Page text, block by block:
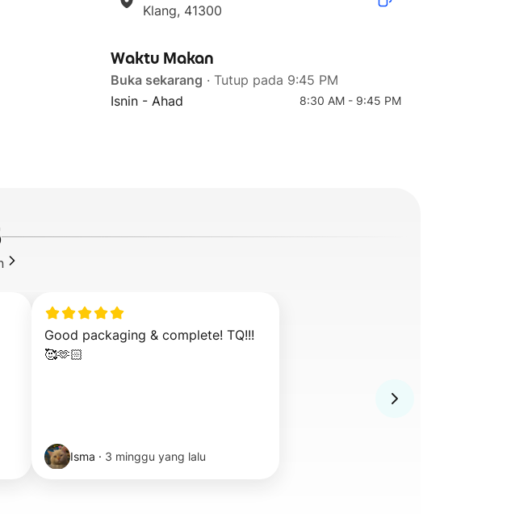
Klang, 41300
Waktu Makan
Buka sekarang · Tutup pada 9:45 PM
Isnin - Ahad
8:30 AM - 9:45 PM
Good packaging & complete! TQ!!!
🥰🫶🏻
Isma · 3 minggu yang lalu